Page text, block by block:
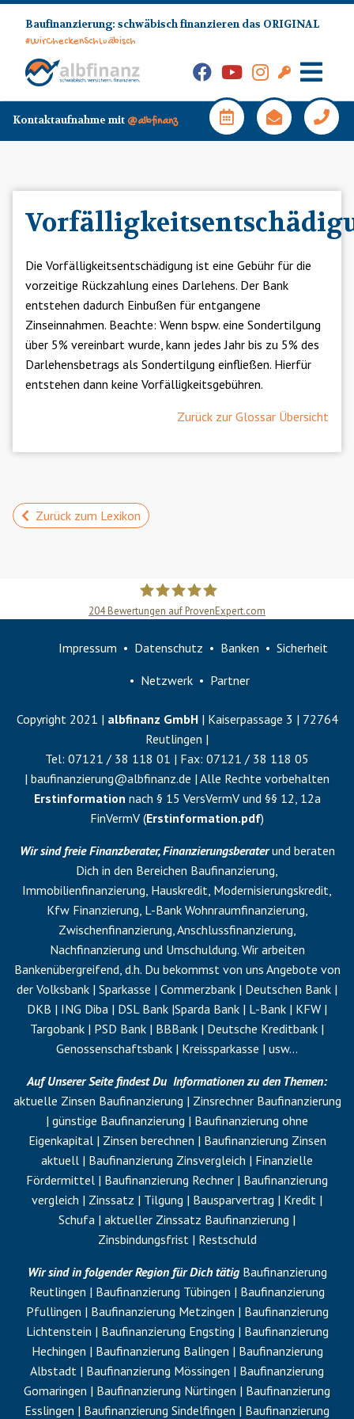
content
Baufinanzierung: schwäbisch finanzieren das ORIGINAL
#WirCheckenSchwäbisch
FacebookYouTubeInstagram
Kunden-
Die Vorfälligkeitsentschädigung ist eine Gebühr für die
vorzeitige Rückzahlung eines Darlehens. Der Bank
entstehen dadurch Einbußen für entgangene
Zinseinnahmen. Beachte: Wenn bspw. eine Sondertilgung
über 5% vereinbart wurde, kann jedes Jahr bis zu 5% des
Darlehensbetrags als Sondertilgung einfließen. Hierfür
entstehen dann keine Vorfälligkeitsgebühren.
Zurück zur Glossar Übersicht
Zurück zum Lexikon
204Bewertungen auf ProvenExpert.com
Impressum Datenschutz Banken Sicherheit
Netzwerk Partner
Copyright 2021 | albfinanz GmbH| Kaiserpassage 3 | 72764
Reutlingen |
Tel: 07121 / 38 118 01 | Fax: 07121 / 38 118 05
| baufinanzierung@albfinanz.de | Alle Rechte vorbehalten
Erstinformation nach § 15 VersVermV und §§ 12, 12a
FinVermV (Erstinformation.pdf)
Wir sind freie Finanzberater, Finanzierungsberaterund beraten
Dich in den Bereichen Baufinanzierung,
Immobilienfinanzierung, Hauskredit, Modernisierungskredit,
Kfw Finanzierung, L-Bank Wohnraumfinanzierung,
Zwischenfinanzierung,Anschlussfinanzierung,
Nachfinanzierung und Umschuldung. Wir arbeiten
Bankenübergreifend, d.h. Du bekommst von uns Angebote von
der Volksbank | Sparkasse | Commerzbank | Deutschen Bank |
DKB | ING Diba | DSL Bank |Sparda Bank | L-Bank | KFW |
Targobank | PSD Bank | BBBank | Deutsche Kreditbank |
Genossenschaftsbank | Kreissparkasse | usw…
Auf Unserer Seite findest Du Informationen zu den Themen:
aktuelle Zinsen Baufinanzierung | Zinsrechner Baufinanzierung
| günstige Baufinanzierung | Baufinanzierung ohne
Eigenkapital| Zinsen berechnen | Baufinanzierung Zinsen
aktuell | Baufinanzierung Zinsvergleich | Finanzielle
Fördermittel | Baufinanzierung Rechner | Baufinanzierung
vergleich | Zinssatz | Tilgung | Bausparvertrag | Kredit |
Schufa | aktueller Zinssatz Baufinanzierung |
Zinsbindungsfrist | Restschuld
Wir sind in folgender Region für Dich tätig Baufinanzierung
Reutlingen | Baufinanzierung Tübingen | Baufinanzierung
Pfullingen | Baufinanzierung Metzingen | Baufinanzierung
Lichtenstein | Baufinanzierung Engsting | Baufinanzierung
Hechingen | Baufinanzierung Balingen | Baufinanzierung
Albstadt | Baufinanzierung Mössingen | Baufinanzierung
Gomaringen | Baufinanzierung Nürtingen | Baufinanzierung
Esslingen | Baufinanzierung Sindelfingen | Baufinanzierung
Kontaktaufnahme mit @albfinanz